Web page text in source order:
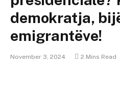
demokratja,
emigrantëve!
November 3, 2024 2 Mins Read